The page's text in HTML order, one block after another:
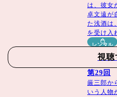
シュー・ペイシャン
詳細な番組情報は、 番組
※BS11での放送版は 、
となっております。
©Shenzhen Tencent Computer
は、彼女
卓文遠が
た浅酒は
を受け入
レンタル
視聴
第29回
厳三郎か
いう人物